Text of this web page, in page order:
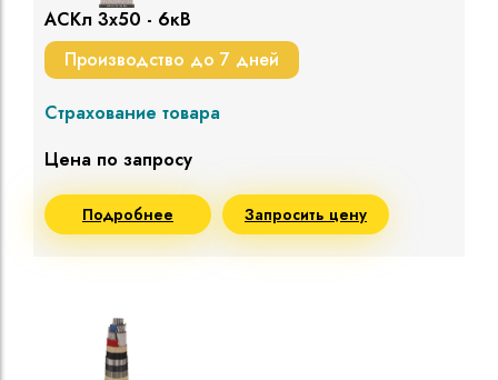
АСКл 3х50 - 6кВ
Производство до 7 дней
Страхование товара
Цена по запросу
Подробнее Запросить цену